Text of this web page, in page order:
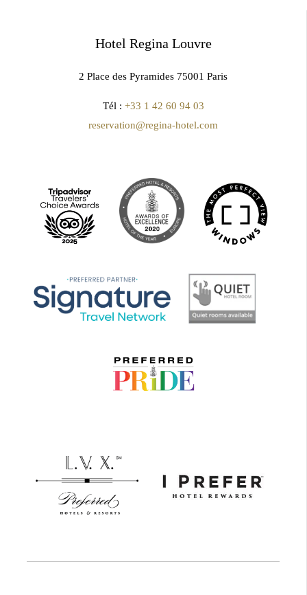
Hotel Regina Louvre
2 Place des Pyramides 75001 Paris
Tél : +33 1 42 60 94 03
reservation@regina-hotel.com